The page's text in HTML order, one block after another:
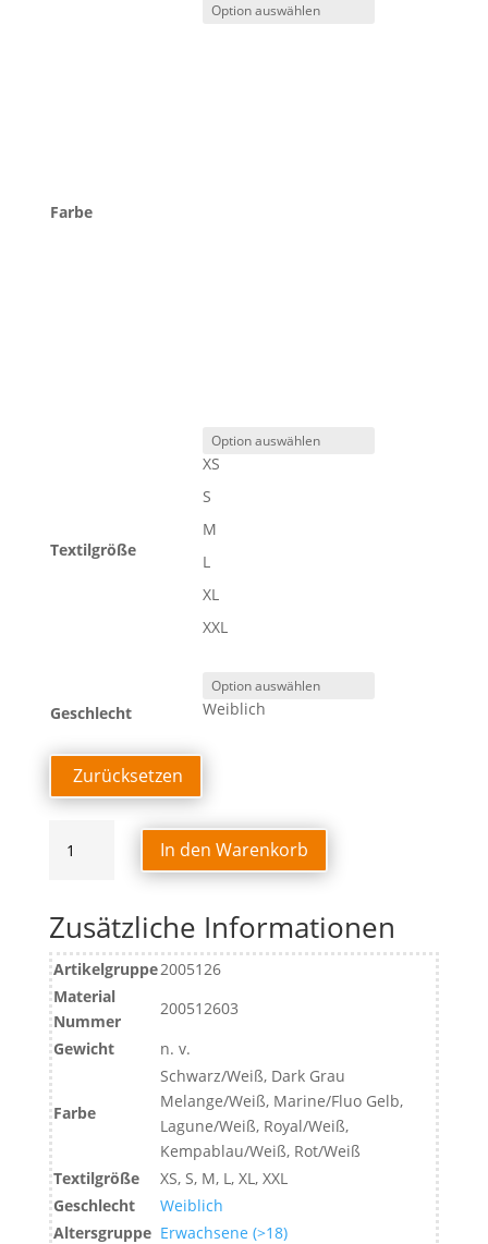
Farbe
Textilgröße
XS
S
M
L
XL
XXL
Geschlecht Weiblich
Zurücksetzen
DAMEN
Menge
In den Warenkorb
Zusätzliche Informationen
Artikelgruppe2005126
Material
Nummer
200512603
Gewicht
n. v.
Farbe
Schwarz/Weiß, Dark Grau
Melange/Weiß, Marine/Fluo Gelb,
Lagune/Weiß, Royal/Weiß,
Kempablau/Weiß, Rot/Weiß
Textilgröße
XS, S, M, L, XL, XXL
Geschlecht
Weiblich
Altersgruppe Erwachsene (>18)